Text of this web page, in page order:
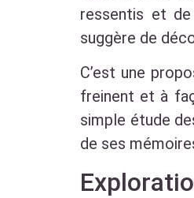
ressentis et
suggère de
C’est une
freinent et à
simple étude
de ses